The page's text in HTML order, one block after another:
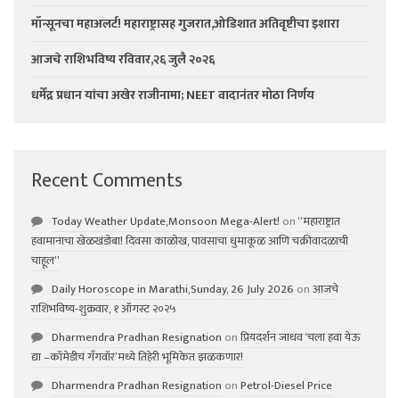
मॉन्सूनचा महाअलर्ट! महाराष्ट्रासह गुजरात,ओडिशात अतिवृष्टीचा इशारा
आजचे राशिभविष्य रविवार,२६ जुलै २०२६
धर्मेंद्र प्रधान यांचा अखेर राजीनामा; NEET वादानंतर मोठा निर्णय
Recent Comments
Today Weather Update,Monsoon Mega-Alert! on“महाराष्ट्रात
हवामानाचा खेळखंडोबा! दिवसा काळोख, पावसाचा धुमाकूळ आणि चक्रीवादळाची
चाहूल”
Daily Horoscope in Marathi,Sunday, 26 July 2026 onआजचे
राशिभविष्य-शुक्रवार, १ ऑगस्ट २०२५
Dharmendra Pradhan Resignation onप्रियदर्शन जाधव ‘चला हवा येऊ
द्या –कॉमेडीचं गॅंगवॉर’मध्ये तिहेरी भूमिकेत झळकणार!
Dharmendra Pradhan Resignation onPetrol-Diesel Price